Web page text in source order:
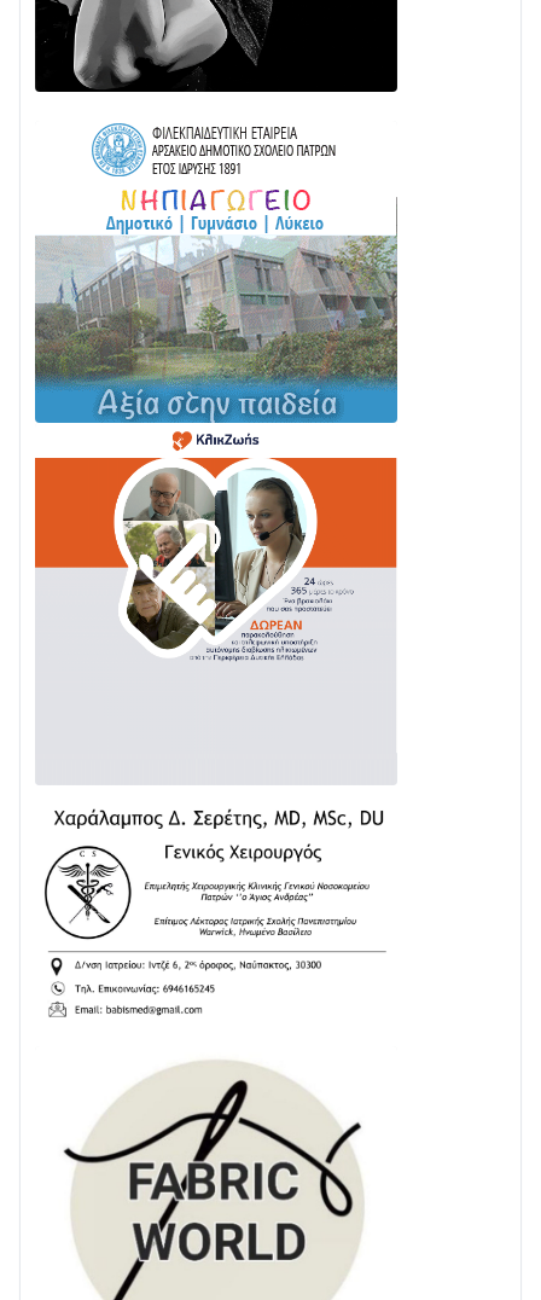
ΓΡΑΝΙΤΣΑ
24/07 • 11:03
ΤΟ ΠΑΡΤΥ ΣΥΝΕΧΙΖΕΤΑΙ…
Στο σκοτάδι μεγάλο μέρος στο Λυγιά Ναυπάκτου
Σε τροχιά υλοποίησης η Παράκαμψη του Κέντρου
της Ναυπάκτου
04/08 • 12:08
Σε φουλ ρυθμούς το τμήμα Βόνιτσα – Άγιος Νικόλαος
| Αυτοψία Καββαδά
03/08 • 11:11
Με Αρχιερατική Λαμπρότητα η Πανήγυρη της
Μεταμορφώσεως του Σωτήρος στο Γολέμι
Ενισχύεται η Πολιτική Προστασία στο Δήμο Αγρινίου
με δύο νέα υδροφόρα οχήματα
02/08 • 18:26
Διαβάστε την «Ναυπακτία» που κυκλοφορεί
31/07 • 08:16
24/07 • 11:31
ΠΥΡΟΣΒΕΣΤΙΚΗ ΓΙΑ ΦΩΤΙΑ ΣΤΟΝ ΑΓΙΟ ΗΛΙΑ ΠΡΙΝ ΤΗ
ΓΡΑΝΙΤΣΑ
24/07 • 11:03